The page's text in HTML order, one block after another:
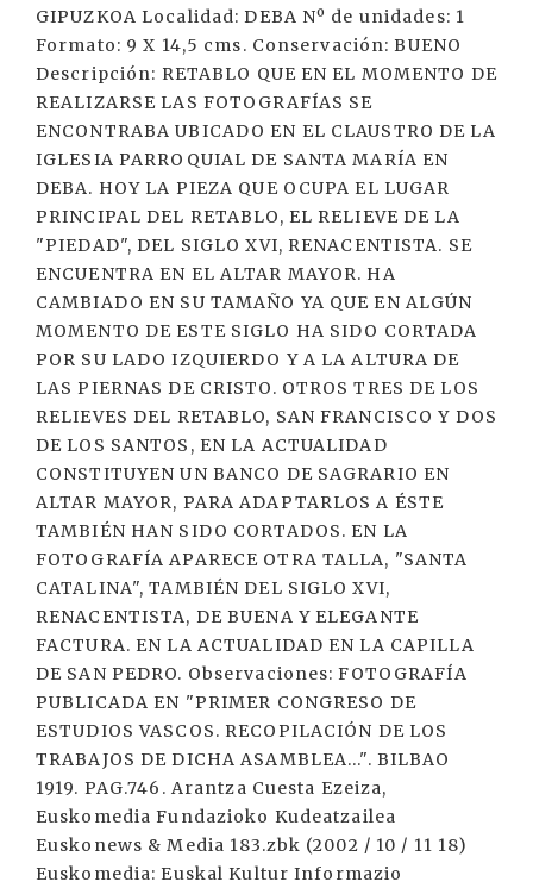
GIPUZKOA Localidad: DEBA Nº de unidades: 1
Formato: 9 X 14,5 cms. Conservación: BUENO
Descripción: RETABLO QUE EN EL MOMENTO DE
REALIZARSE LAS FOTOGRAFÍAS SE
ENCONTRABA UBICADO EN EL CLAUSTRO DE LA
IGLESIA PARROQUIAL DE SANTA MARÍA EN
DEBA. HOY LA PIEZA QUE OCUPA EL LUGAR
PRINCIPAL DEL RETABLO, EL RELIEVE DE LA
"PIEDAD", DEL SIGLO XVI, RENACENTISTA. SE
ENCUENTRA EN EL ALTAR MAYOR. HA
CAMBIADO EN SU TAMAÑO YA QUE EN ALGÚN
MOMENTO DE ESTE SIGLO HA SIDO CORTADA
POR SU LADO IZQUIERDO Y A LA ALTURA DE
LAS PIERNAS DE CRISTO. OTROS TRES DE LOS
RELIEVES DEL RETABLO, SAN FRANCISCO Y DOS
DE LOS SANTOS, EN LA ACTUALIDAD
CONSTITUYEN UN BANCO DE SAGRARIO EN
ALTAR MAYOR, PARA ADAPTARLOS A ÉSTE
TAMBIÉN HAN SIDO CORTADOS. EN LA
FOTOGRAFÍA APARECE OTRA TALLA, "SANTA
CATALINA", TAMBIÉN DEL SIGLO XVI,
RENACENTISTA, DE BUENA Y ELEGANTE
FACTURA. EN LA ACTUALIDAD EN LA CAPILLA
DE SAN PEDRO. Observaciones: FOTOGRAFÍA
PUBLICADA EN "PRIMER CONGRESO DE
ESTUDIOS VASCOS. RECOPILACIÓN DE LOS
TRABAJOS DE DICHA ASAMBLEA...". BILBAO
1919. PAG.746. Arantza Cuesta Ezeiza,
Euskomedia Fundazioko Kudeatzailea
Euskonews & Media 183.zbk (2002 / 10 / 11 18)
Euskomedia: Euskal Kultur Informazio